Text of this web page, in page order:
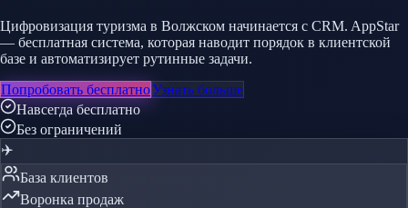
Цифровизация туризма в Волжском начинается с CRM. AppStar
— бесплатная система, которая наводит порядок в клиентской
базе и автоматизирует рутинные задачи.
Попробовать бесплатноУзнать больше
Навсегда бесплатно
Без ограничений
✈️
База клиентов
Воронка продаж